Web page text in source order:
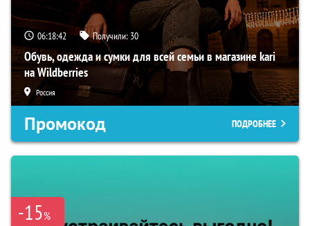
06:18:40 Получили: 30
Обувь, одежда и сумки для всей семьи в магазине kari
на Wildberries
Россия
Промокод ПОДРОБНЕЕ
-15%